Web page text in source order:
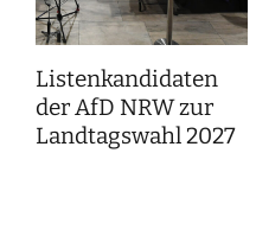
Listenkandidaten
der AfD NRW zur
Landtagswahl 2027